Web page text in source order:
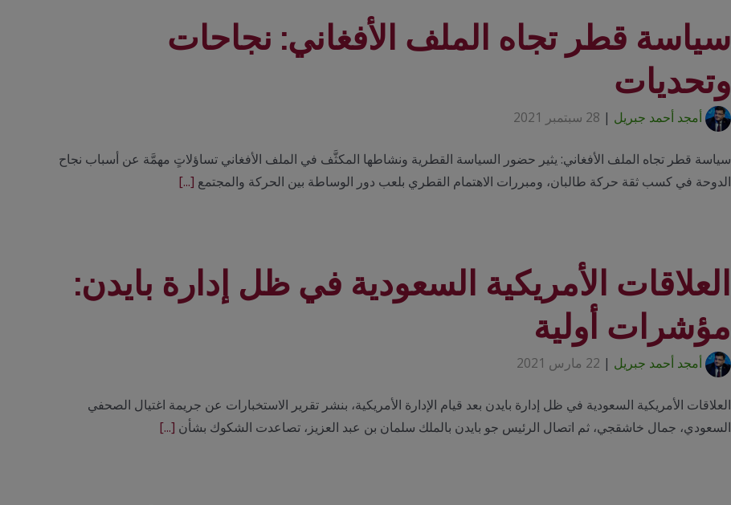
سياسة قطر تجاه الملف الأفغاني: نجاحات
وتحديات
أمجد أحمد جبريل | 28 سبتمبر 2021
سياسة قطر تجاه الملف الأفغاني: يثير حضور السياسة القطرية ونشاطها المكثَّف في الملف الأفغاني تساؤلاتٍ مهمَّة عن أسباب نجاح
الدوحة في كسب ثقة حركة طالبان، ومبررات الاهتمام القطري بلعب دور الوساطة بين الحركة والمجتمع [...]
العلاقات الأمريكية السعودية في ظل إدارة بايدن:
مؤشرات أولية
أمجد أحمد جبريل | 22 مارس 2021
العلاقات الأمريكية السعودية في ظل إدارة بايدن بعد قيام الإدارة الأمريكية، بنشر تقرير الاستخبارات عن جريمة اغتيال الصحفي
السعودي، جمال خاشقجي، ثم اتصال الرئيس جو بايدن بالملك سلمان بن عبد العزيز، تصاعدت الشكوك بشأن [...]